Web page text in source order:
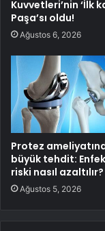
Kuvvetleri’nin ‘İlk
Paşa’sı oldu!
Ağustos 6, 2026
Protez
büyük tehdit:
riski nasıl azaltılır?
Ağustos 5, 2026